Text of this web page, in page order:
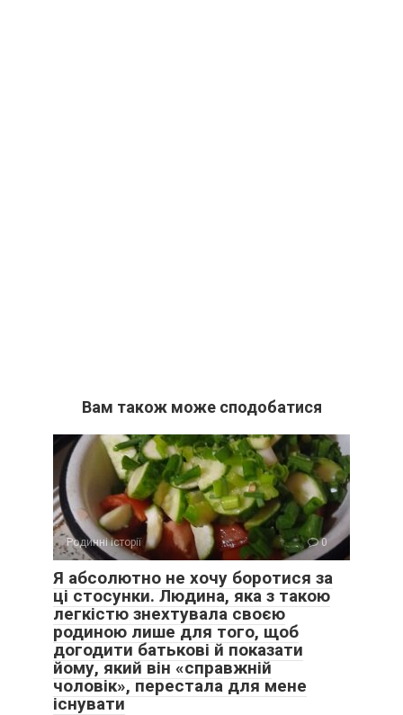
Вам також може сподобатися
Родинні історії 0
Я абсолютно не хочу боротися за
ці стосунки. Людина, яка з такою
легкістю знехтувала своєю
родиною лише для того, щоб
догодити батькові й показати
йому, який він «справжній
чоловік», перестала для мене
існувати